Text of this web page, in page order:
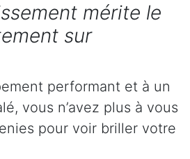
mérite le
sur
performant et à un
vous n’avez plus à vous
pour voir briller votre